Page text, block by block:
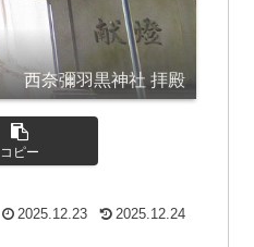
西奈彌羽黒神社 拝殿
コピー
2025.12.23 2025.12.24